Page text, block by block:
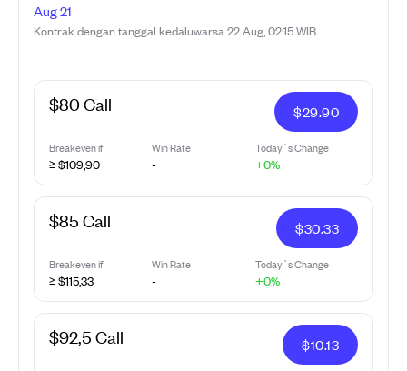
Aug 21
Kontrak dengan tanggal kedaluwarsa 22 Aug, 02:15 WIB
$80 Call $29.90
Breakeven if Win Rate Today`s Change
≥ $109,90 - +0%
$85 Call $30.33
Breakeven if Win Rate Today`s Change
≥ $115,33 - +0%
$92,5 Call $10.13